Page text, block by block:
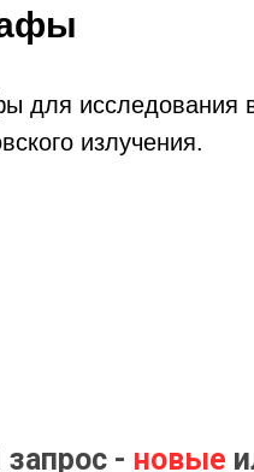
для исследования
излучения.
- новые